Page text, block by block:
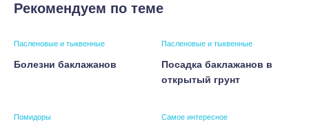
Рекомендуем по теме
Пасленовые и тыквенные
Болезни баклажанов
Пасленовые и тыквенные
Посадка баклажанов в
открытый грунт
Помидоры Самое интересное